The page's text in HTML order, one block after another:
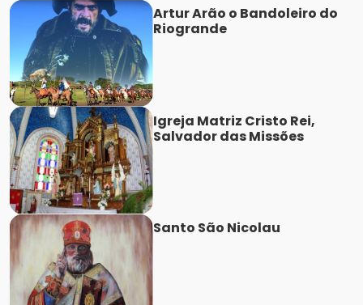
Artur Arão o Bandoleiro do
Riogrande
Igreja Matriz Cristo Rei,
Salvador das Missões
Santo São Nicolau